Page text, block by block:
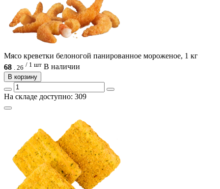
Мясо креветки белоногой панированное мороженое, 1 кг
68
26 / 1 шт В наличии
В корзину
На складе доступно: 309